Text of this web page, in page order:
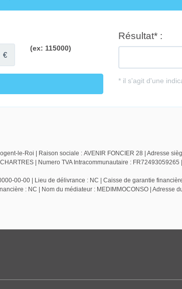
le-Roi | Raison sociale : AVENIR FONCIER 28 | Adresse
| Numero TVA Intracommunautaire :
00-00 | Lieu de délivrance : NC | Caisse de garantie
: NC | Nom du médiateur : MEDIMMOCONSO | Adresse